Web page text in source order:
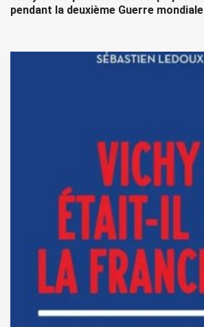
pendant la deuxième Guerre mondiale